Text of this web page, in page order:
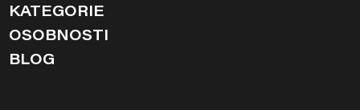
KATEGORIE
OSOBNOSTI
BLOG